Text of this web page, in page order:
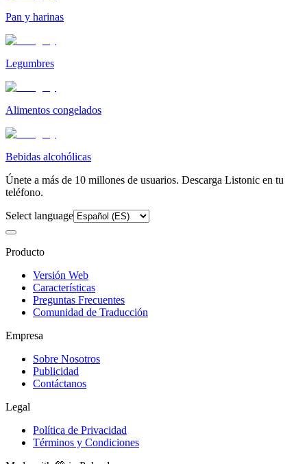
Pan y harinas
Legumbres
Alimentos congelados
Bebidas alcohólicas
Únete a más de 10 millones de usuarios. Descarga Listonic en tu
teléfono.
Select language
Producto
Versión Web
Características
Preguntas Frecuentes
Comunidad de Traducción
Empresa
Sobre Nosotros
Publicidad
Contáctanos
Legal
Política de Privacidad
Términos y Condiciones